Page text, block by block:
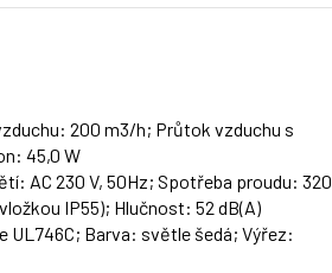
200 m3/h; Průtok vzduchu s
45,0 W
AC 230 V, 50Hz; Spotřeba proudu: 320
IP55); Hlučnost: 52 dB(A)
UL746C; Barva: světle šedá; Výřez: